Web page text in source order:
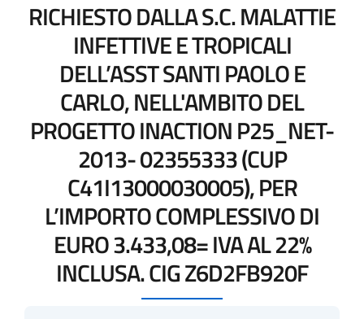
RICHIESTO DALLA S.C. MALATTIE
INFETTIVE E TROPICALI
DELL’ASST SANTI PAOLO E
CARLO, NELL'AMBITO DEL
PROGETTO INACTION P25_NET-
2013- 02355333 (CUP
C41I13000030005), PER
L’IMPORTO COMPLESSIVO DI
EURO 3.433,08= IVA AL 22%
INCLUSA. CIG Z6D2FB920F